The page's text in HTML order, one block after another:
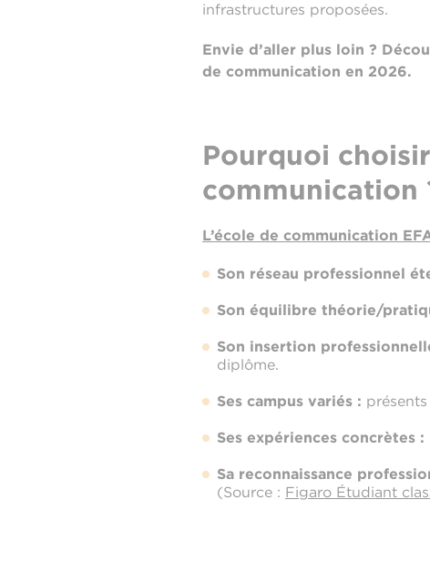
infrastructures proposées.
Envie d’aller plus loin ?
de communication en 2026.
Pourquoi
communication
L’école de communication
Son réseau professionnel
Son équilibre théorie/
Son insertion
diplôme.
Ses campus variés :
Ses expériences concrètes :
Sa reconnaissance
(Source : Figaro Étudiant